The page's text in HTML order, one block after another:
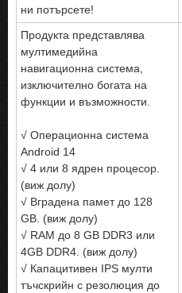
ни потърсете!
Продукта представлява
мултимедийна
навигационна система,
изключително богата на
функции и възможности.
√ Операционна система
Android 14
√ 4 или 8 ядрен процесор.
(виж долу)
√ Вградена памет до 128
GB. (виж долу)
√ RAM до 8 GB DDR3 или
4GB DDR4. (виж долу)
√ Капацитивен IPS мулти
тъчскрийн с резолюция до